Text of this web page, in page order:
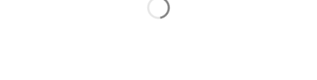
Rozmiar poszewki na poduszkę